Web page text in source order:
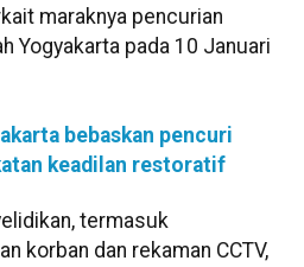
maraknya pencurian
Yogyakarta pada 10 Januari
bebaskan pencuri
keadilan restoratif
termasuk
korban dan rekaman CCTV,